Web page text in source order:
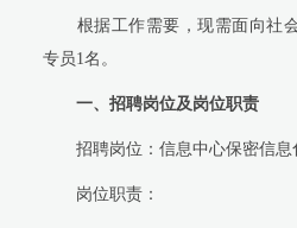
根据工作需要，现需面向社会
专员1名。
一、招聘岗位及岗位职责
招聘岗位：信息中心保密信息
岗位职责：